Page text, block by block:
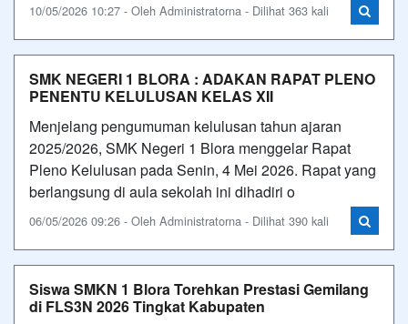
10/05/2026 10:27 - Oleh Administratorna - Dilihat 363 kali
SMK NEGERI 1 BLORA : ADAKAN RAPAT PLENO
PENENTU KELULUSAN KELAS XII
Menjelang pengumuman kelulusan tahun ajaran
2025/2026, SMK Negeri 1 Blora menggelar Rapat
Pleno Kelulusan pada Senin, 4 Mei 2026. Rapat yang
berlangsung di aula sekolah ini dihadiri o
06/05/2026 09:26 - Oleh Administratorna - Dilihat 390 kali
Siswa SMKN 1 Blora Torehkan Prestasi Gemilang
di FLS3N 2026 Tingkat Kabupaten